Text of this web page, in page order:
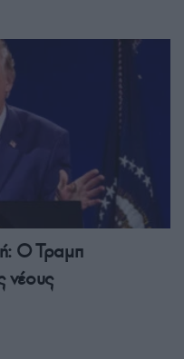
Ο Τραμπ
νέους